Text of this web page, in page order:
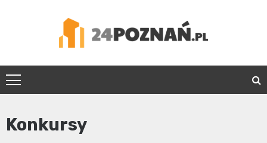
24Poznań.pl
Konkursy